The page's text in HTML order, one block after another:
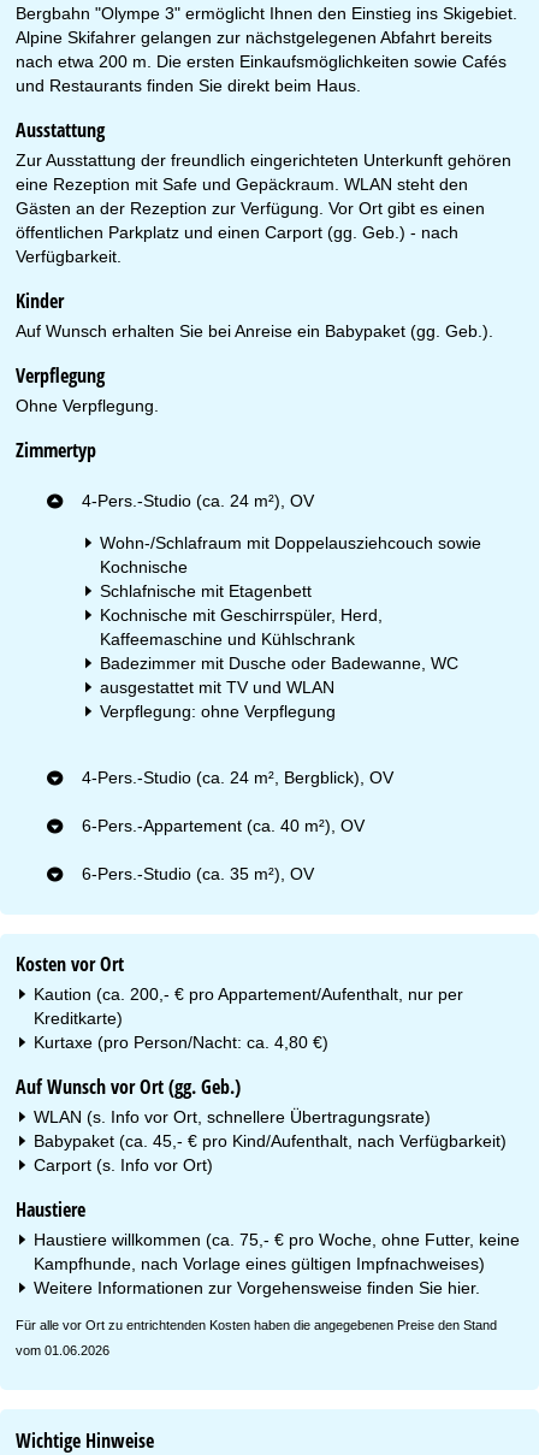
Bergbahn "Olympe 3" ermöglicht Ihnen den Einstieg ins Skigebiet.
Alpine Skifahrer gelangen zur nächstgelegenen Abfahrt bereits
nach etwa 200 m. Die ersten Einkaufsmöglichkeiten sowie Cafés
und Restaurants finden Sie direkt beim Haus.
Ausstattung
Zur Ausstattung der freundlich eingerichteten Unterkunft gehören
eine Rezeption mit Safe und Gepäckraum. WLAN steht den
Gästen an der Rezeption zur Verfügung. Vor Ort gibt es einen
öffentlichen Parkplatz und einen Carport (gg. Geb.) - nach
Verfügbarkeit.
Kinder
Auf Wunsch erhalten Sie bei Anreise ein Babypaket (gg. Geb.).
Verpflegung
Ohne Verpflegung.
Zimmertyp
4-Pers.-Studio (ca. 24 m²), OV
Wohn-/Schlafraum mit Doppelausziehcouch sowie
Kochnische
Schlafnische mit Etagenbett
Kochnische mit Geschirrspüler, Herd,
Kaffeemaschine und Kühlschrank
Badezimmer mit Dusche oder Badewanne, WC
ausgestattet mit TV und WLAN
Verpflegung: ohne Verpflegung
4-Pers.-Studio (ca. 24 m², Bergblick), OV
6-Pers.-Appartement (ca. 40 m²), OV
6-Pers.-Studio (ca. 35 m²), OV
Kosten vor Ort
Kaution (ca. 200,- € pro Appartement/Aufenthalt, nur per
Kreditkarte)
Kurtaxe (pro Person/Nacht: ca. 4,80 €)
Auf Wunsch vor Ort (gg. Geb.)
WLAN (s. Info vor Ort, schnellere Übertragungsrate)
Babypaket (ca. 45,- € pro Kind/Aufenthalt, nach Verfügbarkeit)
Carport (s. Info vor Ort)
Haustiere
Haustiere willkommen (ca. 75,- € pro Woche, ohne Futter, keine
Kampfhunde, nach Vorlage eines gültigen Impfnachweises)
Weitere Informationen zur Vorgehensweise finden Sie hier.
Für alle vor Ort zu entrichtenden Kosten haben die angegebenen Preise den Stand
vom 01.06.2026
Wichtige Hinweise